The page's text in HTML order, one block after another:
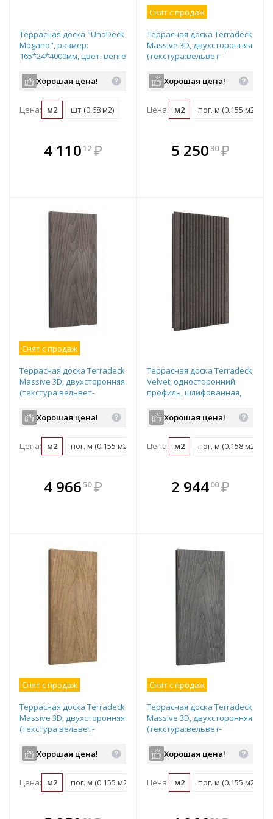
Террасная доска "UnoDeck
Mogano", размер:
165*24*4000мм, цвет: венге
Хорошая цена!
Цена: м2 шт (0.68 м2)
4 110 12 ₽
В комплекте
всегда выгоднее!
Снят с продаж
Террасная доска Terradeck
Massive 3D, двухсторонняя
(текстура:вельвет-
150*21*3000мм, цвет:
светло-коричневый
Хорошая цена!
Цена: м2 пог. м (0.155 м2)
В комплекте
всегда выгоднее!
5 25030 ₽
Снят с продаж
Террасная доска Terradeck
Massive 3D, двухсторонняя
(текстура:вельвет-
150*21*4000мм, цвет:
коричневый
Хорошая цена!
Цена: м2 пог. м (0.155 м2) шт (0.6 м2)
4 96650 ₽
В комплекте
всегда выгоднее!
Террасная доска Terradeck
Velvet, односторонний
профиль, шлифованная,
цвет: коричневый
Хорошая цена!
Цена: м2 пог. м (0.158 м2)
В комплекте
всегда выгоднее!
2 94400 ₽
Снят с продаж
Террасная доска Terradeck
Massive 3D, двухсторонняя
(текстура:вельвет-
150*21*4000мм, цвет:
светло-коричневый
Хорошая цена!
Цена: м2 пог. м (0.155 м2) шт (0.6 м2)
Снят с продаж
Террасная доска Terradeck
Massive 3D, двухсторонняя
(текстура:вельвет-
150*21*4000мм, цвет:
черный
Хорошая цена!
Цена: м2 пог. м (0.155 м2)